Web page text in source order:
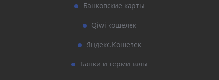
Банковские карты
Qiwi кошелек
Яндекс.Кошелек
Банки и терминалы